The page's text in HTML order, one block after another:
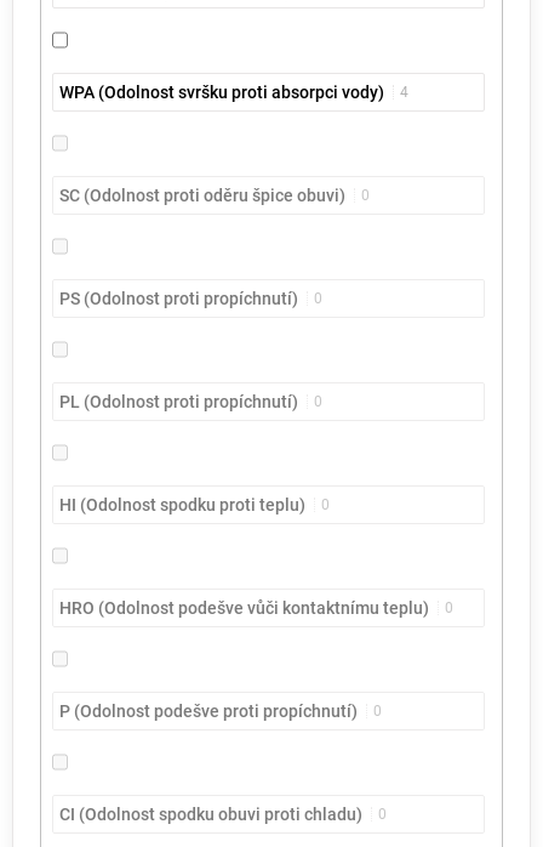
WPA (Odolnost svršku proti absorpci vody) 4
SC (Odolnost proti oděru špice obuvi) 0
PS (Odolnost proti propíchnutí) 0
PL (Odolnost proti propíchnutí) 0
HI (Odolnost spodku proti teplu) 0
HRO (Odolnost podešve vůči kontaktnímu teplu) 0
P (Odolnost podešve proti propíchnutí) 0
CI (Odolnost spodku obuvi proti chladu) 0